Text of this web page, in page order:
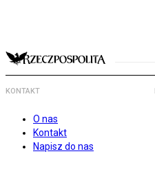
KONTAKT
O nas
Kontakt
Napisz do nas